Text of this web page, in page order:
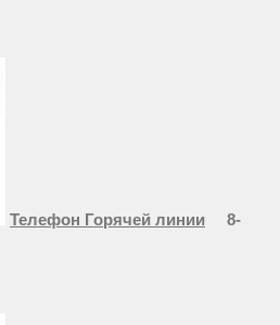
Телефон Горячей линии
8-